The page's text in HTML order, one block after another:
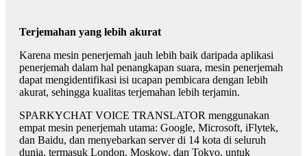
Terjemahan yang lebih akurat
Karena mesin penerjemah jauh lebih baik daripada aplikasi
penerjemah dalam hal penangkapan suara, mesin penerjemah
dapat mengidentifikasi isi ucapan pembicara dengan lebih
akurat, sehingga kualitas terjemahan lebih terjamin.
SPARKYCHAT VOICE TRANSLATOR menggunakan
empat mesin penerjemah utama: Google, Microsoft, iFlytek,
dan Baidu, dan menyebarkan server di 14 kota di seluruh
dunia, termasuk London, Moskow, dan Tokyo, untuk